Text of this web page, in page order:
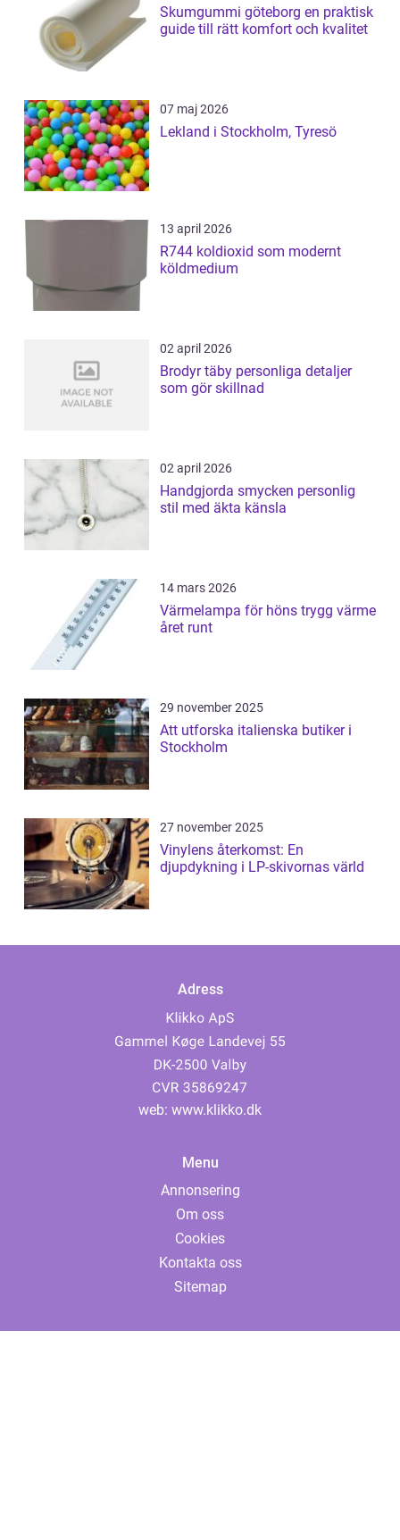
Skumgummi göteborg en praktisk
guide till rätt komfort och kvalitet
07 maj 2026
Lekland i Stockholm, Tyresö
13 april 2026
R744 koldioxid som modernt
köldmedium
02 april 2026
Brodyr täby personliga detaljer
som gör skillnad
02 april 2026
Handgjorda smycken personlig
stil med äkta känsla
14 mars 2026
Värmelampa för höns trygg värme
året runt
29 november 2025
Att utforska italienska butiker i
Stockholm
27 november 2025
Vinylens återkomst: En
djupdykning i LP-skivornas värld
Adress
web: www.klikko.dk
Menu
Annonsering
Om oss
Cookies
Kontakta oss
Sitemap